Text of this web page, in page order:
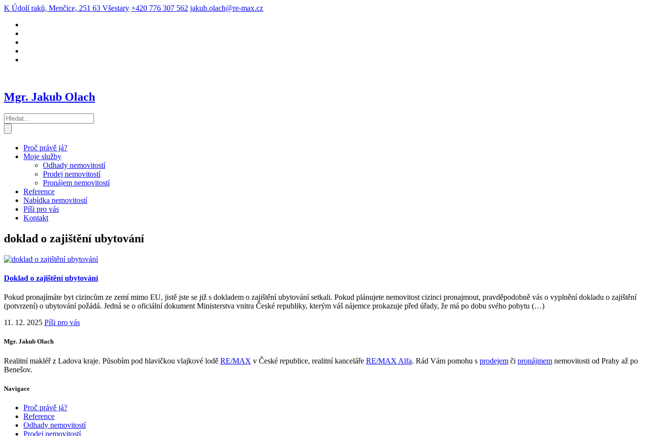
K Údolí raků, Menčice, 251 63 Všestary +420 776 307 562 jakub.olach@re-max.cz
Mgr. Jakub Olach
Proč právě já?
Moje služby
Odhady nemovitostí
Prodej nemovitostí
Pronájem nemovitostí
Reference
Nabídka nemovitostí
Píši pro vás
Kontakt
doklad o zajištění ubytování
Doklad o zajištění ubytování
Pokud pronajímáte byt cizincům ze zemí mimo EU, jistě jste se již s dokladem o zajištění ubytování setkali. Pokud plánujete nemovitost cizinci pronajmout, pravděpodobně vás o vyplnění dokladu o zajištění
(potvrzení) o ubytování požádá. Jedná se o oficiální dokument Ministerstva vnitra České republiky, kterým váš nájemce prokazuje před úřady, že má po dobu svého pobytu (…)
11. 12. 2025 Píši pro vás
Mgr. Jakub Olach
Realitní makléř z Ladova kraje. Působím pod hlavičkou vlajkové lodě RE/MAX v České republice, realitní kanceláře RE/MAX Alfa. Rád Vám pomohu s prodejem či pronájmem nemovitosti od Prahy až po
Benešov.
Navigace
Proč právě já?
Reference
Odhady nemovitostí
Prodej nemovitostí